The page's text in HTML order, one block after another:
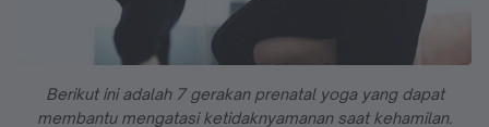
Berikut ini adalah 7 gerakan prenatal yoga yang dapat
membantu mengatasi ketidaknyamanan saat kehamilan.